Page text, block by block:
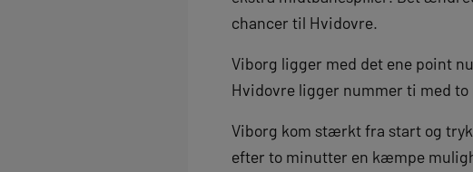
chancer til Hvidovre.
Viborg ligger med det ene point
Hvidovre ligger nummer ti med to
Viborg kom stærkt fra start og
efter to minutter en kæmpe